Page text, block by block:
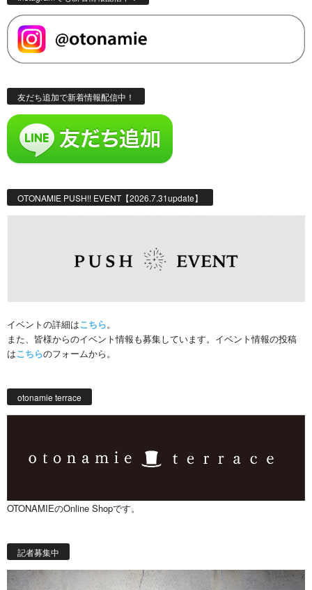
友だち追加で新着情報配信中！
OTONAMIE PUSH!! EVENT【2026.7.31update】
イベントの詳細はこちら。
また、皆様からのイベント情報も募集しています。イベント情報の投稿
はこちらのフォームから。
otonamie terrace
OTONAMIEのOnline Shopです。
記者募集中